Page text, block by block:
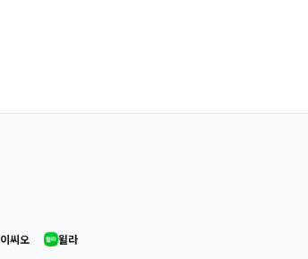
이씨오 윌라